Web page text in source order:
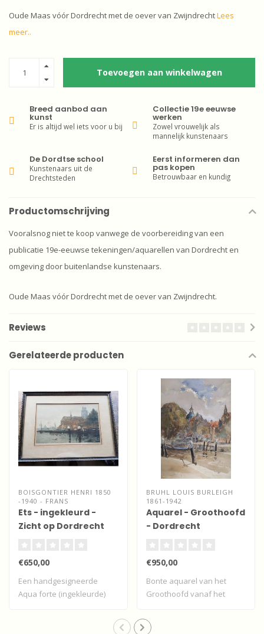
Oude Maas vóór Dordrecht met de oever van ZwijndrechtLees
meer..
Toevoegen aan winkelwagen
Breed aanbod aan
kunst
Er is altijd wel iets voor u bij
Collectie 19e eeuwse
werken
Zowel vrouwelijk als
mannelijk kunstenaars
De Dordtse school
Kunstenaars uit de
Drechtsteden
Eerst informeren dan
pas kopen
Betrouwbaar en kundig
Productomschrijving
Vooralsnog niet te koop vanwege de voorbereiding van een
publicatie 19e-eeuwse tekeningen/aquarellen van Dordrecht en
omgeving door buitenlandse kunstenaars.
Oude Maas vóór Dordrecht met de oever van Zwijndrecht.
Reviews
Gerelateerde producten
BOISGONTIER HENRI 1850
-1940 - FRANS
Ets - ingekleurd -
Zicht op Dordrecht
€650,00
Een handgesigneerde
Aqua forte (ingekleurde)
BRUHL LOUIS BURLEIGH
1861-1942
Aquarel - Groothoofd
- Dordrecht
€950,00
Bonte aquarel van het
Groothoofd vanaf het